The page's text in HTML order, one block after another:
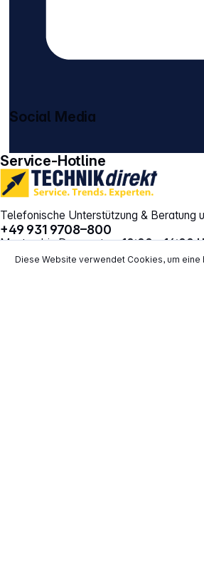
Service-Hotline
Telefonische Unterstützung & Beratung
+49 931 9708–800
Montag bis Donnerstag:10:00 – 16:00
Freitag: 10:00 – 14:00 Uhr
Social Media
Diese Website verwendet Cookies, um